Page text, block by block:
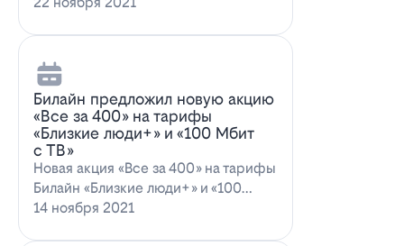
Билайн предложил новую акцию
«Все за 400» на тарифы
«Близкие люди+» и «100 Мбит
с ТВ»
Новая акция «Все за 400» на тарифы
Билайн «Близкие люди+» и «100
Мбит…
14 ноября 2021